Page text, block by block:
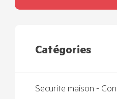
Catégories
Securite maison -